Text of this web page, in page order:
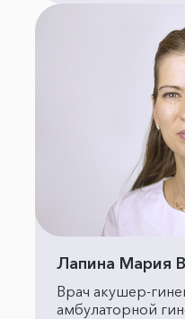
Лапина Мария
Врач акушер-
амбулаторной